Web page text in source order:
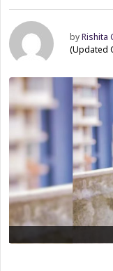
byRishita
(Updated